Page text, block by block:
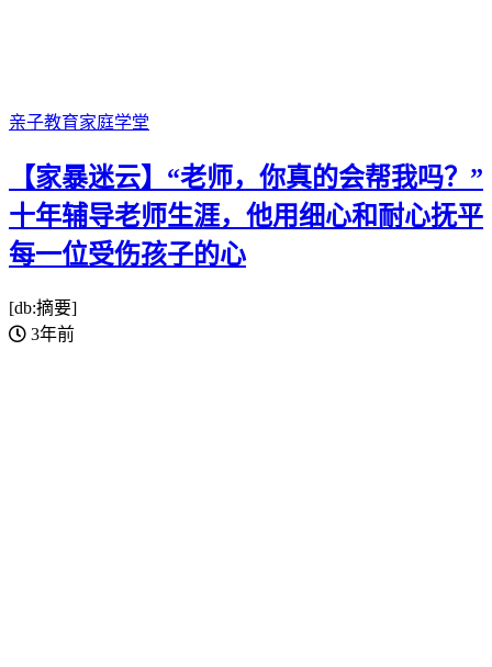
亲子教育家庭学堂
【家暴迷云】“老师，你真的会帮我吗？”
十年辅导老师生涯，他用细心和耐心抚平
每一位受伤孩子的心
[db:摘要]
3年前